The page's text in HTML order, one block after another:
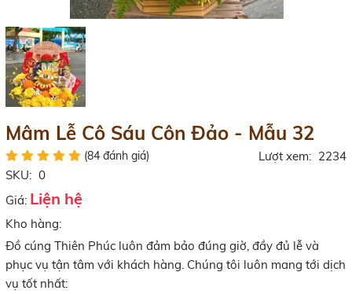
Mâm Lễ Cô Sáu Côn Đảo - Mẫu 32
(84 đánh giá) Lượt xem: 2234
SKU: 0
Giá: Liện hệ
Kho hàng:
Đồ cúng Thiên Phúc luôn đảm bảo đúng giờ, đầy đủ lễ và
phục vụ tận tâm với khách hàng. Chúng tôi luôn mang tới dịch
vụ tốt nhất: